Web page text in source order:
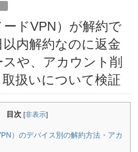
内解約なのに返金
や、アカウント削
扱いについて検証
目次 [非表示]
）のデバイス別の解約方法・アカ